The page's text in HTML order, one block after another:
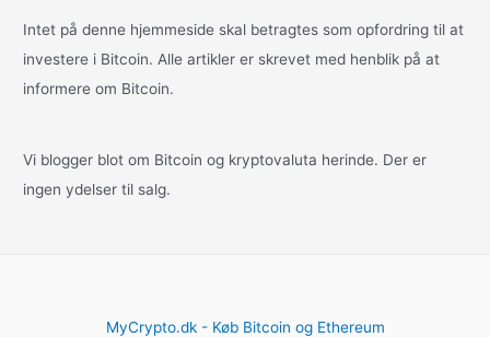
kursen
rammer
200.000
Intet på denne hjemmeside skal betragtes som opfordring til at
investere i Bitcoin. Alle artikler er skrevet med henblik på at
informere om Bitcoin.
Vi blogger blot om Bitcoin og kryptovaluta herinde. Der er
ingen ydelser til salg.
MyCrypto.dk - Køb Bitcoin og Ethereum